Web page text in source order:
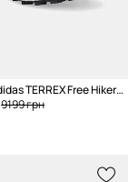
Ботинки adidas TERREX Free Hiker 2 Gore-Tex W
9199 грн